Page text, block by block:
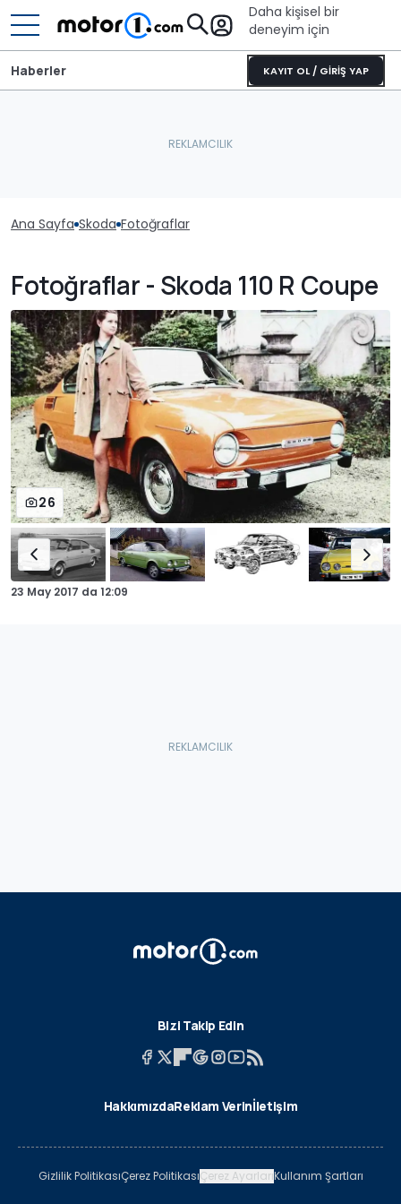
Daha kişisel bir
deneyim için
KAYIT OL / GİRİŞ YAP
Haberler
Ana Sayfa Skoda Fotoğraflar
Fotoğraflar - Skoda 110 R Coupe
26
23 May 2017 da 12:09
Bizi Takip Edin
HakkımızdaReklam Verinİletişim
Gizlilik PolitikasıÇerez PolitikasıÇerez AyarlarıKullanım Şartları